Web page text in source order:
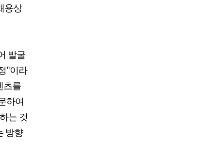
용상
발굴
"이라
츠를
하여
는 것
방향